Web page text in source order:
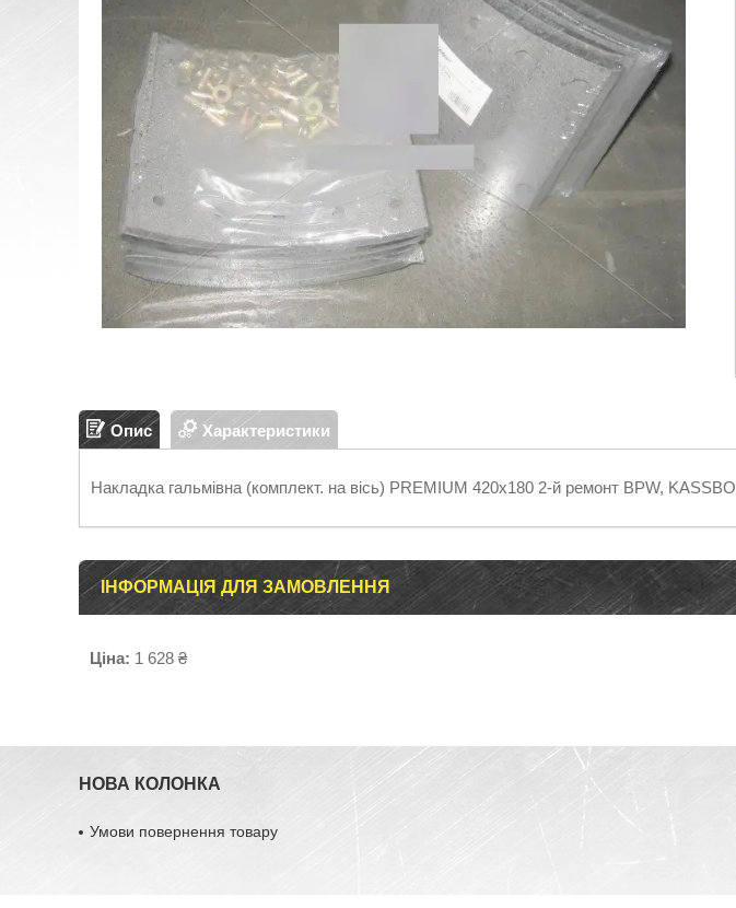
Опис Характеристики
Накладка гальмівна (комплект. на вісь) PREMIUM 420х180 2-й ремонт BPW,
ІНФОРМАЦІЯ ДЛЯ ЗАМОВЛЕННЯ
Ціна: 1 628 ₴
НОВА КОЛОНКА
Умови повернення товару